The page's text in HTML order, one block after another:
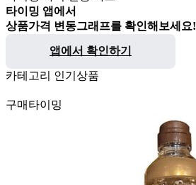
타이밍 앱에서
상품가격 변동그래프를 확인해보세요!
앱에서 확인하기
카테고리 인기상품
구매타이밍